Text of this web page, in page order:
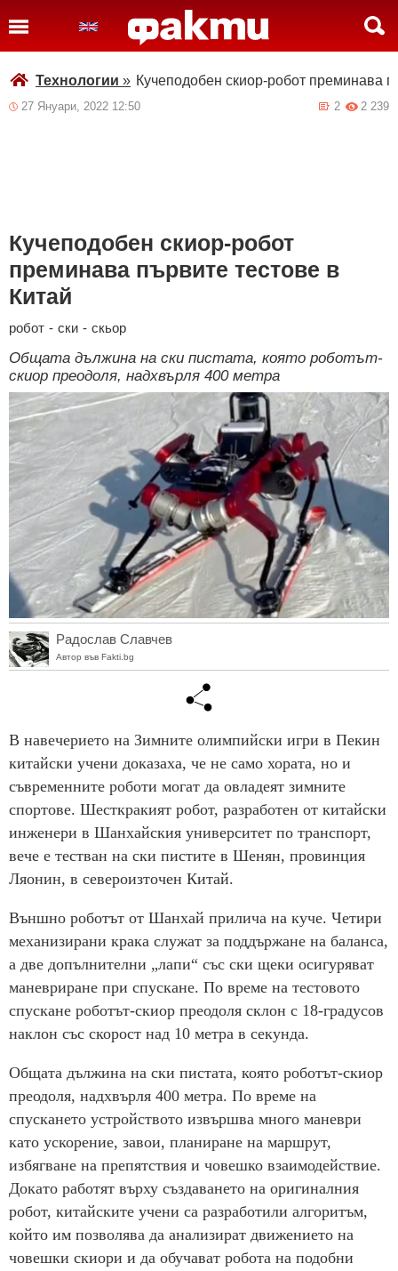
Технологии » Кучеподобен скиор-робот преминава
27 Януари, 2022 12:50 2 239
2
Кучеподобен скиор-робот
преминава първите тестове в
Китай
робот - ски - скьор
Общата дължина на ски пистата, която роботът-
скиор преодоля, надхвърля 400 метра
Радослав Славчев
Автор във Fakti.bg
В навечерието на Зимните олимпийски игри в Пекин
китайски учени доказаха, че не само хората, но и
съвременните роботи могат да овладеят зимните
спортове. Шесткракият робот, разработен от китайски
инженери в Шанхайския университет по транспорт,
вече е тестван на ски пистите в Шенян, провинция
Ляонин, в североизточен Китай.
Външно роботът от Шанхай прилича на куче. Четири
механизирани крака служат за поддържане на баланса,
а две допълнителни „лапи“ със ски щеки осигуряват
маневриране при спускане. По време на тестовото
спускане роботът-скиор преодоля склон с 18-градусов
наклон със скорост над 10 метра в секунда.
Общата дължина на ски пистата, която роботът-скиор
преодоля, надхвърля 400 метра. По време на
спускането устройството извършва много маневри
като ускорение, завои, планиране на маршрут,
избягване на препятствия и човешко взаимодействие.
Докато работят върху създаването на оригиналния
робот, китайските учени са разработили алгоритъм,
който им позволява да анализират движението на
човешки скиори и да обучават робота на подобни